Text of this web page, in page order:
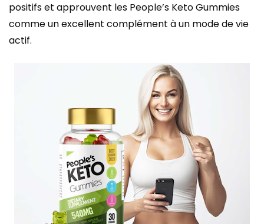
positifs et approuvent les People’s Keto Gummies
comme un excellent complément à un mode de vie
actif.